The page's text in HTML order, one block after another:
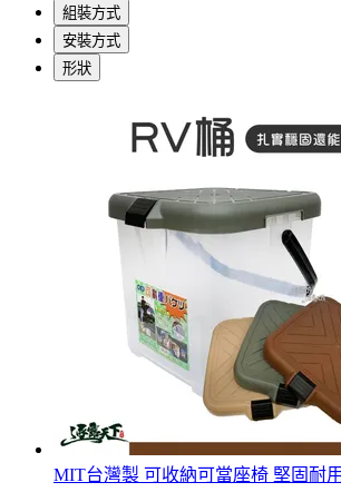
組裝方式
安裝方式
形狀
MIT台灣製 可收納可當座椅 堅固耐